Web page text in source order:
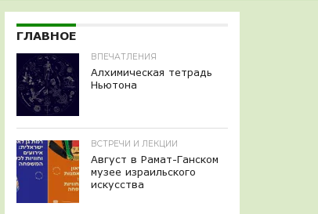
ГЛАВНОЕ
ВПЕЧАТЛЕНИЯ
Алхимическая тетрадь
Ньютона
ВСТРЕЧИ И ЛЕКЦИИ
Август в Рамат-Ганском
музее израильского
искусства